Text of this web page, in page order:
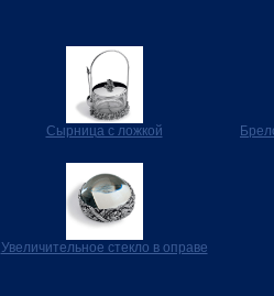
Сырница с ложкой
Увеличительное стекло в оправе